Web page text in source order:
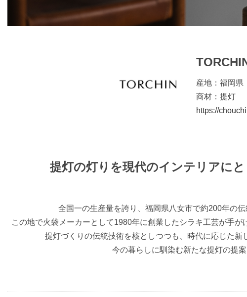
産地：福岡県
商材：提灯
https://
提灯の灯りを現代のインテリアに
全国一の生産量を誇り、福岡県八女市で約200年の
この地で火袋メーカーとして1980年に創業したシラキ工芸が手が
提灯づくりの伝統技術を核としつつも、時代に応じた新
今の暮らしに馴染む新たな提灯の提案